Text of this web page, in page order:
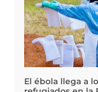
El ébola llega a